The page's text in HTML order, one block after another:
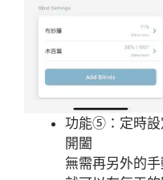
功能⑤：定時設
開闔
無需再另外的